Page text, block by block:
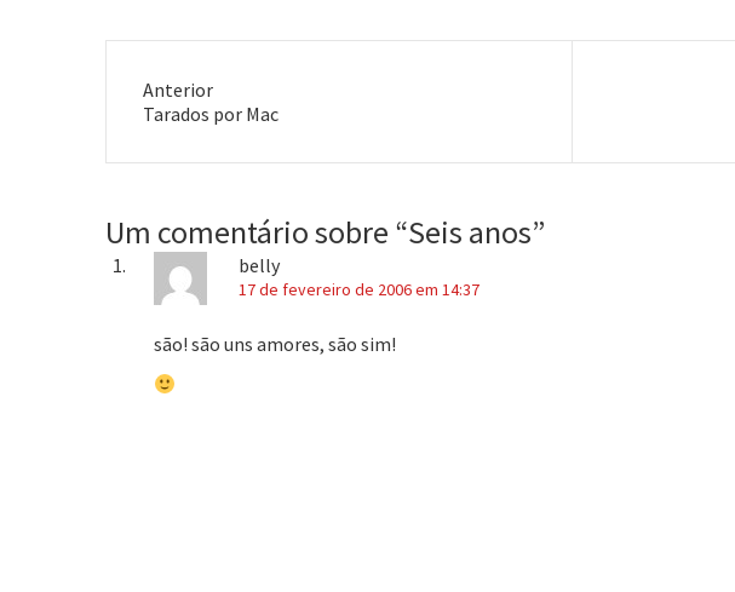
Anterior
Post
Tarados por Mac
Um comentário sobre “Seis anos”
belly
17 de fevereiro de 2006 em 14:37
são! são uns amores, são sim!